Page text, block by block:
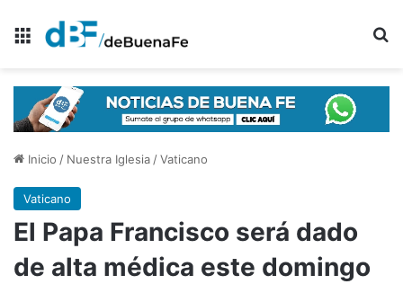
Menú
Inicio / Nuestra Iglesia/Vaticano
Vaticano
El Papa Francisco será dado
de alta médica este domingo